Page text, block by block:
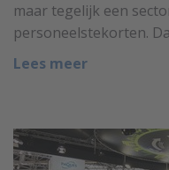
maar tegelijk een
personeelstekorten.
Lees meer